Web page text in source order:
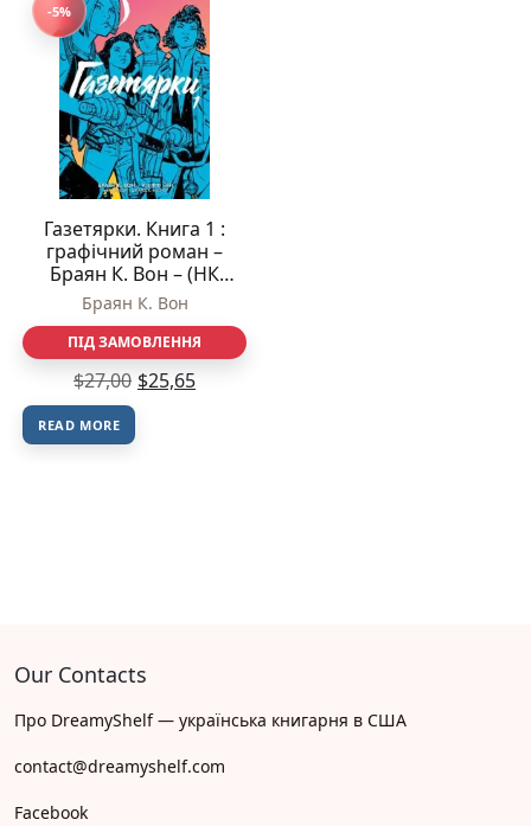
-5%
Газетярки. Книга 1 :
графічний роман –
Браян К. Вон – (НК
Богдан)
Браян К. Вон
ПІД ЗАМОВЛЕННЯ
$27,00 $25,65
READ MORE
Our Contacts
Про DreamyShelf — українська книгарня в США
contact@dreamyshelf.com
Facebook